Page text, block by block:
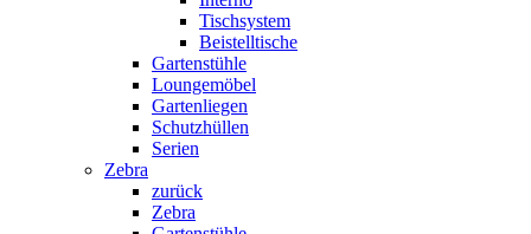
Tischsystem
Beistelltische
Gartenstühle
Loungemöbel
Gartenliegen
Schutzhüllen
Serien
Zebra
zurück
Zebra